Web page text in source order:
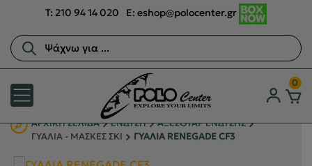
T: 210 94 14 020 E:eshop@polocenter.gr
0
Αναζήτηση
προϊόντων
ΑΡΧΙΚΉ ΣΕΛΊΔΑ ΕΝΔΥΣΗ
ΑΞΕΣΟΥΑΡ ΕΝΔΥΣΗΣ
ΓΥΑΛΙΑ - ΜΑΣΚΕΣ ΣΚΙ
ΓΥΑΛΙΑ RENEGADE CF3